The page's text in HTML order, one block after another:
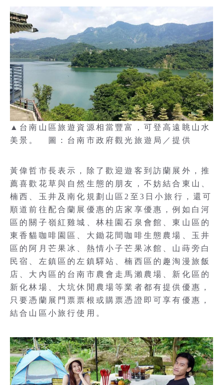
▲台南山區旅遊資源相當豐富，可登高遠眺山水
美景。 圖：台南市政府觀光旅遊局／提供
黃偉哲市長表示，除了歡迎遊客到訪蘭展外，推
薦喜歡花草與自然生態的朋友，不妨結合東山、
楠西、玉井及南化規劃山區2至3日小旅行，還可
順道前往配合蘭展優惠的店家享優惠，例如白河
區的關子嶺紅雞城、林桂園石泉會館、東山區的
東香貓咖啡園區、大鋤花間咖啡生態農場、玉井
區的阿月芒果冰、熱情小子芒果冰館、山蒔旁白
民宿、左鎮區的左鎮驛站、楠西區的趣淘漫旅飯
店、大內區的台南市農會走馬瀨農場、新化區的
新化林場、大坑休閒農場等業者都有提供優惠，
只要憑蘭展門票票根或購票憑證即可享有優惠，
結合山區小旅行使用。